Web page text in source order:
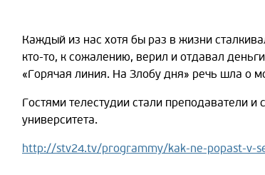
Каждый из нас хотя бы раз в жизни
кто-то, к сожалению, верил и отдавал
«Горячая линия. На Злобу дня» речь шла о
Гостями телестудии стали преподаватели
университета.
http://stv24.tv/programmy/kak-ne-popast-v-